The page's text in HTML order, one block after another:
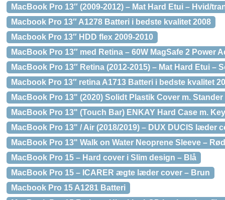
MacBook Pro 13″ (2009-2012) – Mat Hard Etui – Hvid/
Macbook Pro 13″ A1278 Batteri i bedste kvalitet 2008
Macbook Pro 13″ HDD flex 2009-2010
MacBook Pro 13″ med Retina – 60W MagSafe 2 Power
MacBook Pro 13″ Retina (2012-2015) – Mat Hard Etui –
Macbook Pro 13″ retina A1713 Batteri i bedste kvalitet
MacBook Pro 13" (2020) Solidt Plastik Cover m. Stander
MacBook Pro 13" (Touch Bar) ENKAY Hard Case m.
MacBook Pro 13" / Air (2018/2019) – DUX DUCIS læder
MacBook Pro 13" Walk on Water Neoprene Sleeve – Rød
MacBook Pro 15 – Hard cover i Slim design – Blå
MacBook Pro 15 – ICARER ægte læder cover – Brun
Macbook Pro 15 A1281 Batteri